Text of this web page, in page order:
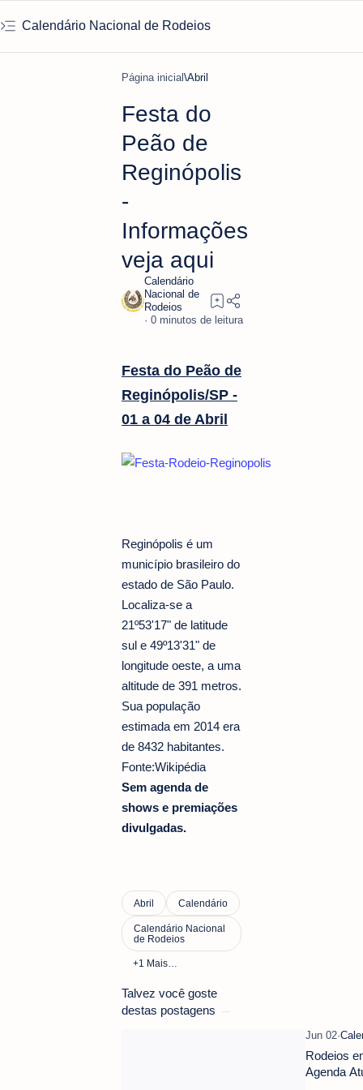
Calendário Nacional de Rodeios
Página inicial Abril
Festa do
Peão de
Reginópolis
-
Informações
veja aqui
0
Festa do Peão de
Reginópolis/SP -
01 a 04 de Abril
Reginópolis é um
município brasileiro do
estado de São Paulo.
Localiza-se a
21º53'17" de latitude
sul e 49º13'31" de
longitude oeste, a uma
altitude de 391 metros.
Sua população
estimada em 2014 era
de 8432 habitantes.
Fonte:Wikipédia
Sem agenda de
shows e premiações
divulgadas.
Talvez você goste
destas postagens
Rodeios
Agenda